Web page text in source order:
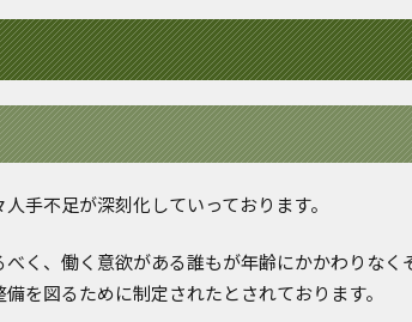
手不足が深刻化していっております。
く、働く意欲がある誰もが年齢にかかわりなく
を図るために制定されたとされております。